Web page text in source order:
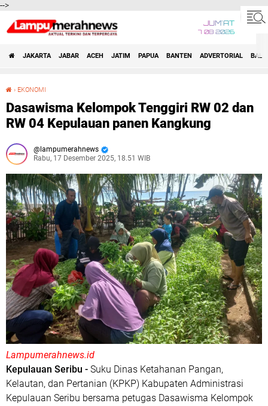
-->
JUM'AT
7 08 2026
JAKARTA JABAR ACEH JATIM PAPUA BANTEN ADVERTORIAL BALI
› EKONOMI
Dasawisma Kelompok Tenggiri RW 02 dan
RW 04 Kepulauan panen Kangkung
lampumerahnews
Rabu, 17 Desember 2025, 18.51 WIB
Lampumerahnews.id
Kepulauan Seribu - Suku Dinas Ketahanan Pangan,
Kelautan, dan Pertanian (KPKP) Kabupaten Administrasi
Kepulauan Seribu bersama petugas Dasawisma Kelompok